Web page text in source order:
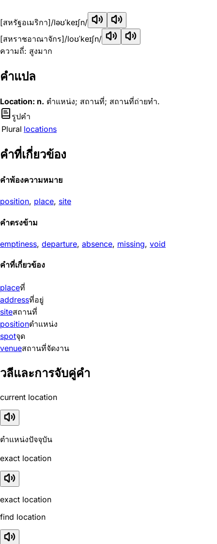
[สหรัฐอเมริกา]/ləʊˈkeɪʃn/
[สหราชอาณาจักร]/loʊˈkeɪʃn/
ความถี่: สูงมาก
คำแปล
Location: n. ตำแหน่ง; สถานที่; สถานที่ถ่ายทำ.
รูปคำ
Plural locations
คำที่เกี่ยวข้อง
คำพ้องความหมาย
position, place, site
คำตรงข้าม
emptiness, departure, absence, missing, void
คำที่เกี่ยวข้อง
placeที่
addressที่อยู่
siteสถานที่
positionตำแหน่ง
spotจุด
venueสถานที่จัดงาน
วลีและการจับคู่คำ
current location
ตำแหน่งปัจจุบัน
exact location
exact location
find location